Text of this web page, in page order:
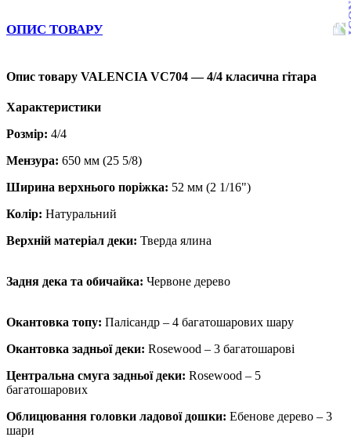
ОПИС ТОВАРУ
Опис товару VALENCIA VC704 — 4/4 класична гітара
Характеристики
Розмір: 4/4
Мензура: 650 мм (25 5/8)
Ширина верхнього поріжка: 52 мм (2 1/16")
Колір: Натуральний
Верхній матеріал деки: Тверда ялина
Задня дека та обичайка: Червоне дерево
Окантовка топу: Палісандр – 4 багатошарових шару
Окантовка задньої деки: Rosewood – 3 багатошарові
Центральна смуга задньої деки: Rosewood – 5
багатошарових
Облицювання головки ладової дошки: Ебенове дерево – 3
шари